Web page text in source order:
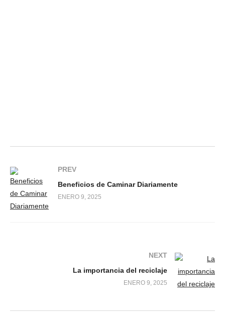
PREV
Beneficios de Caminar Diariamente
ENERO 9, 2025
NEXT
La importancia del reciclaje
ENERO 9, 2025